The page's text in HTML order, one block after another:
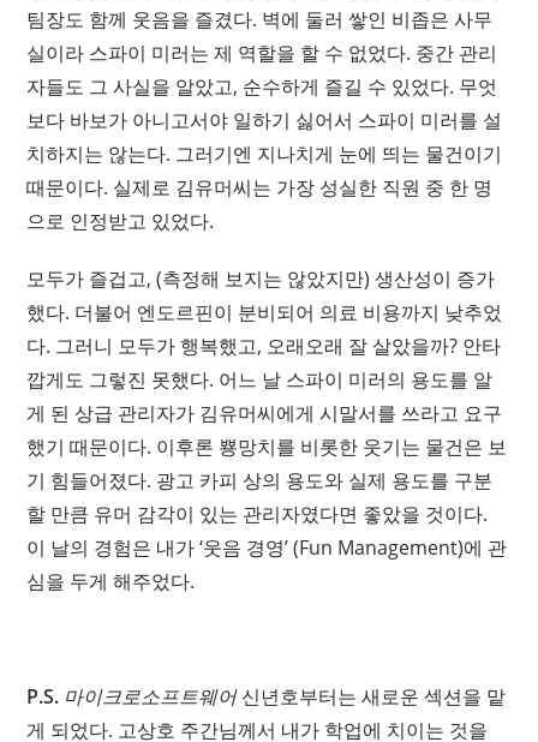
팀장도 함께 웃음을 즐겼다. 벽에 둘러 쌓인 비좁은 사무
실이라 스파이 미러는 제 역할을 할 수 없었다. 중간 관리
자들도 그 사실을 알았고, 순수하게 즐길 수 있었다. 무엇
보다 바보가 아니고서야 일하기 싫어서 스파이 미러를 설
치하지는 않는다. 그러기엔 지나치게 눈에 띄는 물건이기
때문이다. 실제로 김유머씨는 가장 성실한 직원 중 한 명
으로 인정받고 있었다.
모두가 즐겁고, (측정해 보지는 않았지만) 생산성이 증가
했다. 더불어 엔도르핀이 분비되어 의료 비용까지 낮추었
다. 그러니 모두가 행복했고, 오래오래 잘 살았을까? 안타
깝게도 그렇진 못했다. 어느 날 스파이 미러의 용도를 알
게 된 상급 관리자가 김유머씨에게 시말서를 쓰라고 요구
했기 때문이다. 이후론 뿅망치를 비롯한 웃기는 물건은 보
기 힘들어졌다. 광고 카피 상의 용도와 실제 용도를 구분
할 만큼 유머 감각이 있는 관리자였다면 좋았을 것이다.
이 날의 경험은 내가 ‘웃음 경영’ (Fun Management)에 관
심을 두게 해주었다.
P.S. 마이크로소프트웨어신년호부터는 새로운 섹션을 맡
게 되었다. 고상호 주간님께서 내가 학업에 치이는 것을